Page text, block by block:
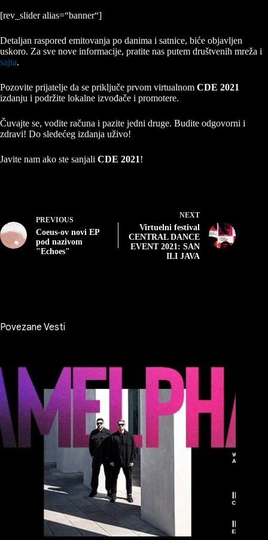
[rev_slider alias=“banner“]
Detaljan raspored emitovanja po danima i satnice, biće objavljen
uskoro. Za sve nove informacije, pratite nas putem društvenih mreža i
sajta.
Pozovite prijatelje da se priključe prvom virtualnom CDE 2021
izdanju i podržite lokalne izvođače i promotere.
Čuvajte se, vodite računa i pazite jedni druge. Budite odgovorni i
zdravi! Do sledećeg izdanja uživo!
Javite nam ako ste sanjali CDE 2021!
PREVIOUS
Coeus-ov novi EP
pod nazivom
"Echoes"
NEXT
Virtuelni festival
CENTRAL DANCE
EVENT 2021: SAN
ILI JAVA
Povezane Vesti